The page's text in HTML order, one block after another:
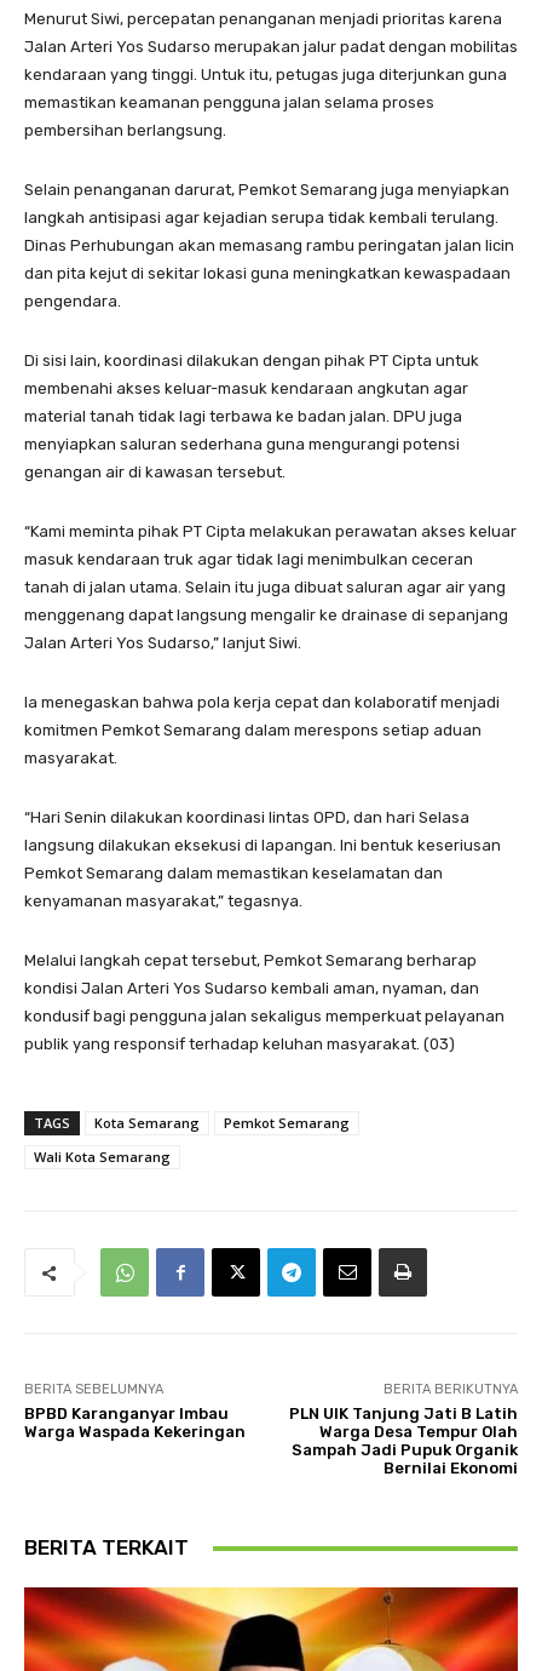
Menurut Siwi, percepatan penanganan menjadi prioritas karena
Jalan Arteri Yos Sudarso merupakan jalur padat dengan mobilitas
kendaraan yang tinggi. Untuk itu, petugas juga diterjunkan guna
memastikan keamanan pengguna jalan selama proses
pembersihan berlangsung.
Selain penanganan darurat, Pemkot Semarang juga menyiapkan
langkah antisipasi agar kejadian serupa tidak kembali terulang.
Dinas Perhubungan akan memasang rambu peringatan jalan licin
dan pita kejut di sekitar lokasi guna meningkatkan kewaspadaan
pengendara.
Di sisi lain, koordinasi dilakukan dengan pihak PT Cipta untuk
membenahi akses keluar-masuk kendaraan angkutan agar
material tanah tidak lagi terbawa ke badan jalan. DPU juga
menyiapkan saluran sederhana guna mengurangi potensi
genangan air di kawasan tersebut.
“Kami meminta pihak PT Cipta melakukan perawatan akses keluar
masuk kendaraan truk agar tidak lagi menimbulkan ceceran
tanah di jalan utama. Selain itu juga dibuat saluran agar air yang
menggenang dapat langsung mengalir ke drainase di sepanjang
Jalan Arteri Yos Sudarso,” lanjut Siwi.
Ia menegaskan bahwa pola kerja cepat dan kolaboratif menjadi
komitmen Pemkot Semarang dalam merespons setiap aduan
masyarakat.
“Hari Senin dilakukan koordinasi lintas OPD, dan hari Selasa
langsung dilakukan eksekusi di lapangan. Ini bentuk keseriusan
Pemkot Semarang dalam memastikan keselamatan dan
kenyamanan masyarakat,” tegasnya.
Melalui langkah cepat tersebut, Pemkot Semarang berharap
kondisi Jalan Arteri Yos Sudarso kembali aman, nyaman, dan
kondusif bagi pengguna jalan sekaligus memperkuat pelayanan
publik yang responsif terhadap keluhan masyarakat. (03)
TAGS Kota Semarang
Pemkot Semarang
Wali Kota Semarang
BERITA SEBELUMNYA
BPBD Karanganyar Imbau
Warga Waspada Kekeringan
BERITA BERIKUTNYA
PLN UIK Tanjung Jati B Latih
Warga Desa Tempur Olah
Sampah Jadi Pupuk Organik
Bernilai Ekonomi
BERITA TERKAIT